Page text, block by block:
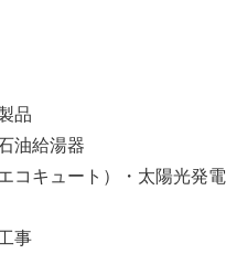
品
油給湯器
コキュート）・太陽光発電
事